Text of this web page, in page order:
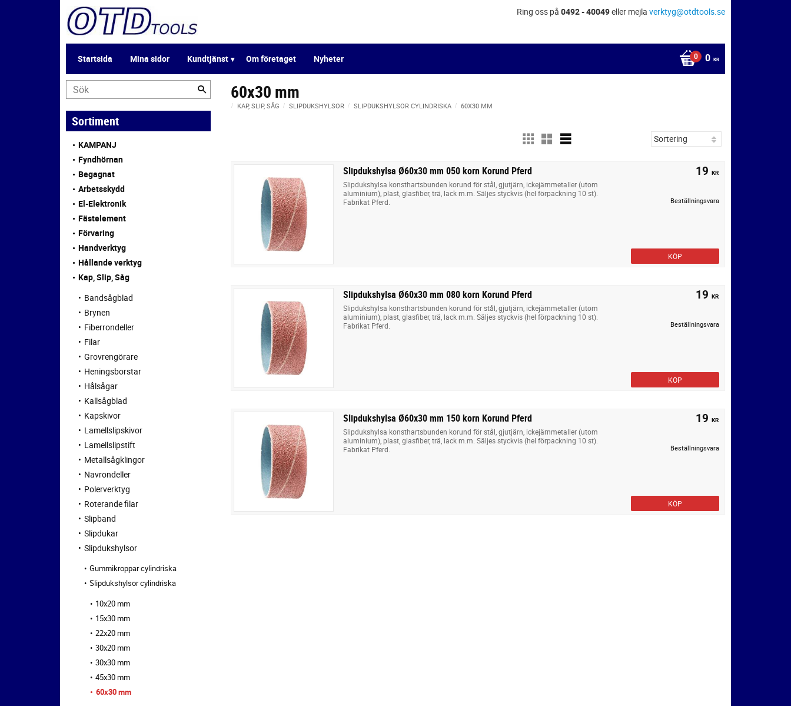
Ring oss på 0492 - 40049eller mejla verktyg@otdtools.se
Startsida Mina sidor Kundtjänst Om företaget Nyheter 0 KR
60x30 mm
KAP, SLIP, SÅG SLIPDUKSHYLSOR SLIPDUKSHYLSOR CYLINDRISKA 60X30 MM
Slipdukshylsa Ø60x30 mm 050 korn Korund Pferd
Slipdukshylsa konsthartsbunden korund för stål, gjutjärn, ickejärnmetaller (utom
aluminium), plast, glasfiber, trä, lack m.m. Säljes styckvis (hel förpackning 10 st).
Fabrikat Pferd.
19 KR
Beställningsvara
KÖP
Slipdukshylsa Ø60x30 mm 080 korn Korund Pferd
Slipdukshylsa konsthartsbunden korund för stål, gjutjärn, ickejärnmetaller (utom
aluminium), plast, glasfiber, trä, lack m.m. Säljes styckvis (hel förpackning 10 st).
Fabrikat Pferd.
19 KR
Beställningsvara
KÖP
Slipdukshylsa Ø60x30 mm 150 korn Korund Pferd
Slipdukshylsa konsthartsbunden korund för stål, gjutjärn, ickejärnmetaller (utom
aluminium), plast, glasfiber, trä, lack m.m. Säljes styckvis (hel förpackning 10 st).
Fabrikat Pferd.
19 KR
Beställningsvara
KÖP
Sortiment
KAMPANJ
Fyndhörnan
Begagnat
Arbetsskydd
El-Elektronik
Fästelement
Förvaring
Handverktyg
Hållande verktyg
Kap, Slip, Såg
Bandsågblad
Brynen
Fiberrondeller
Filar
Grovrengörare
Heningsborstar
Hålsågar
Kallsågblad
Kapskivor
Lamellslipskivor
Lamellslipstift
Metallsågklingor
Navrondeller
Polerverktyg
Roterande filar
Slipband
Slipdukar
Slipdukshylsor
Gummikroppar cylindriska
Slipdukshylsor cylindriska
10x20 mm
15x30 mm
22x20 mm
30x20 mm
30x30 mm
45x30 mm
60x30 mm